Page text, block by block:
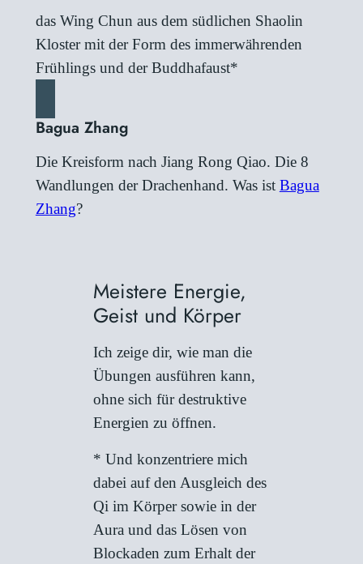
das Wing Chun aus dem südlichen Shaolin
Kloster mit der Form des immerwährenden
Frühlings und der Buddhafaust*
Bagua Zhang
Die Kreisform nach Jiang Rong Qiao. Die 8
Wandlungen der Drachenhand. Was ist Bagua
Zhang?
Meistere Energie,
Geist und Körper
Ich zeige dir, wie man die
Übungen ausführen kann,
ohne sich für destruktive
Energien zu öffnen.
* Und konzentriere mich
dabei auf den Ausgleich des
Qi im Körper sowie in der
Aura und das Lösen von
Blockaden zum Erhalt der